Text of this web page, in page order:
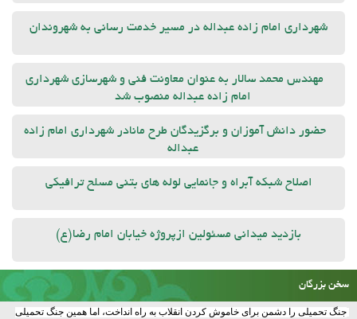
شهرداری امام زاده عبداله در مسیر خدمت رسانی به شهروندان
مهندس محمد سالار به عنوان معاونت فنی و شهرسازی شهرداری
امام زاده عبداله منصوب شد
حضور دانش آموزان و برگزیدگان طرح مانادر شهرداری امام زاده
عبداله
اصلاح شبکه آبراه و جانمایی لوله های بتنی مسلح ترافیکی
بازدید میدانی مسئولین ازپروژه خیابان امام رضا(ع)
سخن بزرگان
جنگ تحمیلی را دشمن برای خاموش کردن انقلاب به راه انداخت، اما همین جنگ تحمیلی